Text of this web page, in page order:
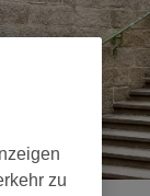
zu